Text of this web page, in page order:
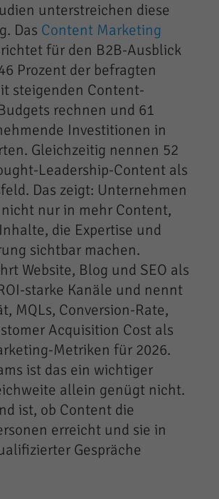
unterstreichen diese
Das Content Marketing
für den B2B-Ausblick
Prozent der befragten
steigenden Content-
rechnen und 61
Investitionen in
Gleichzeitig nennen 52
Leadership-Content als
Das zeigt: Unternehmen
nur in mehr Content,
die Expertise und
sichtbar machen.
Website, Blog und SEO als
starke Kanäle und nennt
MQLs, Conversion-Rate,
Acquisition Cost als
Metriken für 2026.
ist das ein wichtiger
allein genügt nicht.
ist, ob Content die
erreicht und sie in
Gespräche